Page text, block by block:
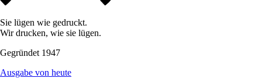
Sie lügen wie gedruckt.
Wir drucken, wie sie lügen.
Gegründet 1947
Ausgabe von heute